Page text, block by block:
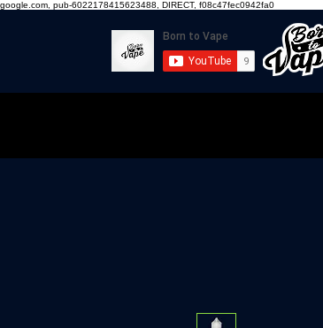
google.com, pub-6022178415623488, DIRECT, f08c47fec0942fa0